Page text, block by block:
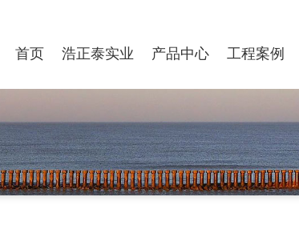
首页 浩正泰实业 产品中心 工程案例